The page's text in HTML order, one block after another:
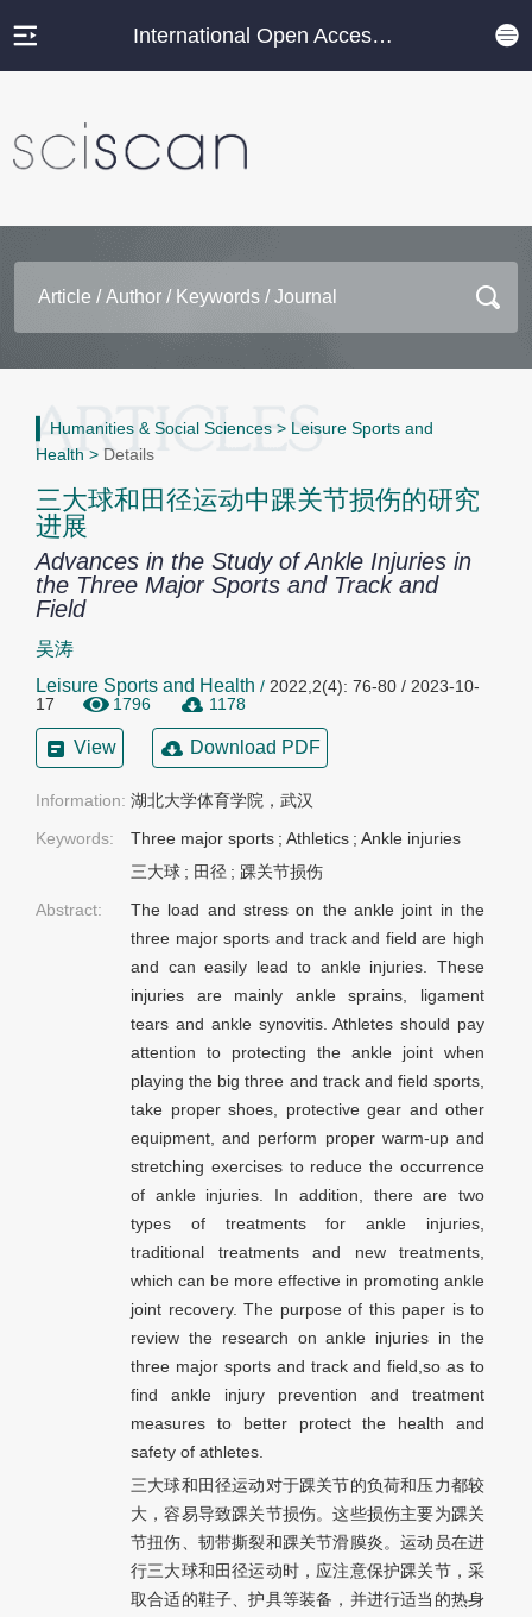
International Open Access Journal Platform
Humanities & Social Sciences > Leisure Sports and
Health > Details
三大球和田径运动中踝关节损伤的研究
进展
Advances in the Study of Ankle Injuries in
the Three Major Sports and Track and
Field
吴涛
Leisure Sports and Health / 2022,2(4): 76-80 / 2023-10-
17
1796 1178
View Download PDF
Information: 湖北大学体育学院，武汉
Keywords:
Three major sports ; Athletics ; Ankle injuries
三大球 ; 田径 ; 踝关节损伤
Abstract:
The load and stress on the ankle joint in the
three major sports and track and field are high
and can easily lead to ankle injuries. These
injuries are mainly ankle sprains, ligament
tears and ankle synovitis. Athletes should pay
attention to protecting the ankle joint when
playing the big three and track and field sports,
take proper shoes, protective gear and other
equipment, and perform proper warm-up and
stretching exercises to reduce the occurrence
of ankle injuries. In addition, there are two
types of treatments for ankle injuries,
traditional treatments and new treatments,
which can be more effective in promoting ankle
joint recovery. The purpose of this paper is to
review the research on ankle injuries in the
three major sports and track and field,so as to
find ankle injury prevention and treatment
measures to better protect the health and
safety of athletes.
三大球和田径运动对于踝关节的负荷和压力都较
大，容易导致踝关节损伤。这些损伤主要为踝关
节扭伤、韧带撕裂和踝关节滑膜炎。运动员在进
行三大球和田径运动时，应注意保护踝关节，采
取合适的鞋子、护具等装备，并进行适当的热身